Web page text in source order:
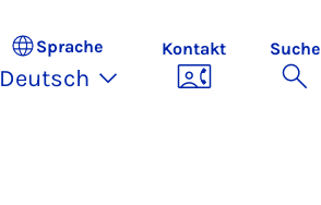
Sprache
Deutsch
Kontakt Suche